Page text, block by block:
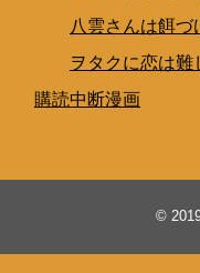
八雲さんは餌づ
ヲタクに恋は難
購読中断漫画
©